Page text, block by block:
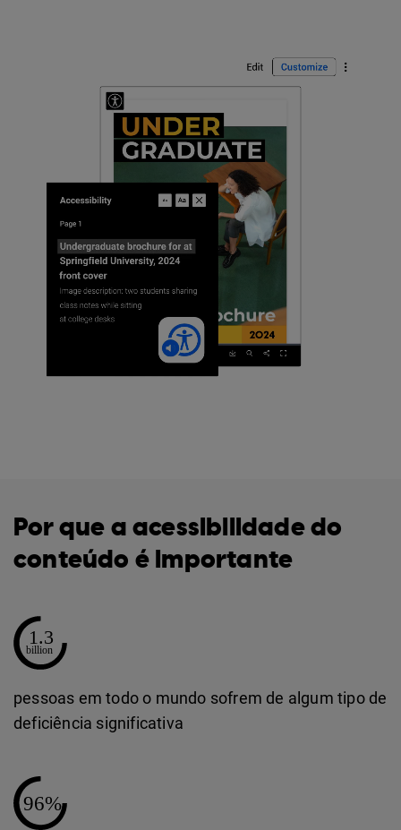
Por que a acessibilidade do
conteúdo é importante
pessoas em todo o mundo sofrem de algum tipo de
deficiência significativa